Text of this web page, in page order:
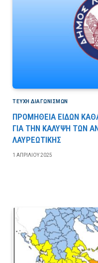
ΤΕΎΧΗ ΔΙΑΓΩΝΙΣΜΏΝ
ΠΡΟΜΗΘΕΙΑ ΕΙΔΩΝ
ΓΙΑ ΤΗΝ ΚΑΛΥΨΗ ΤΩΝ
ΛΑΥΡΕΩΤΙΚΗΣ
1 ΑΠΡΙΛΊΟΥ 2025